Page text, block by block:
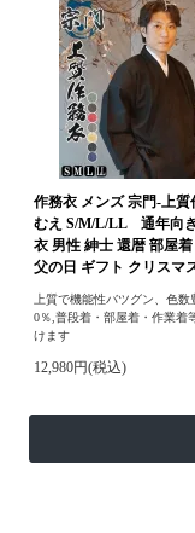
作務衣 メンズ 宗門-上質
むえ S/M/L/LL 通年向
衣 男性 紳士 還暦 部屋
父の日 ギフト クリスマ
上質で機能性バツグン、色数
0％,普段着・部屋着・作業着
けます
12,980円(税込)